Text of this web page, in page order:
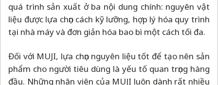
quá trình sản xuất ở ba nội dung chính: nguyên vật
liệu được lựa chọn cách kỹ lưỡng, hợp lý hóa quy trình
tại nhà máy và đơn giản hóa bao bì một cách tối đa.
Đối với MUJI, lựa chọn nguyên liệu tốt để tạo nên sản
phẩm cho người tiêu dùng là yếu tố quan trọng hàng
đầu. Những nhân viên của MUJI luôn dành rất nhiều